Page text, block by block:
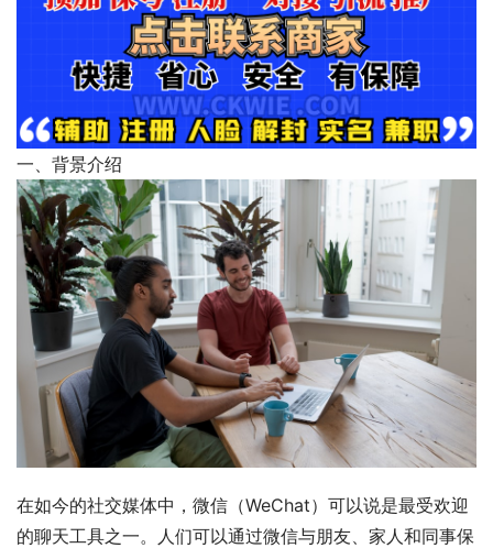
一、背景介绍
在如今的社交媒体中，微信（WeChat）可以说是最受欢迎
的聊天工具之一。人们可以通过微信与朋友、家人和同事保